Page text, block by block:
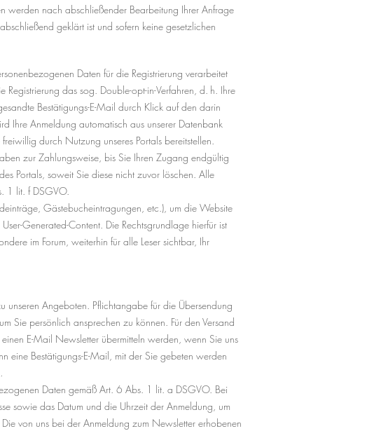
werden nach abschließender Bearbeitung Ihrer Anfrage
geklärt ist und sofern keine gesetzlichen
Daten für die Registrierung verarbeitet
das sog. Double-opt-in-Verfahren, d. h. Ihre
Bestätigungs-E-Mail durch Klick auf den darin
Ihre Anmeldung automatisch aus unserer Datenbank
durch Nutzung unseres Portals bereitstellen.
zur Zahlungsweise, bis Sie Ihren Zugang endgültig
Portals, soweit Sie diese nicht zuvor löschen. Alle
1 lit. f DSGVO.
Gästebucheintragungen, etc.), um die Website
Generated-Content. Die Rechtsgrundlage hierfür ist
im Forum, weiterhin für alle Leser sichtbar, Ihr
Angeboten. Pflichtangabe für die Übersendung
Sie persönlich ansprechen zu können. Für den Versand
E-Mail Newsletter übermitteln werden, wenn Sie uns
eine Bestätigungs-E-Mail, mit der Sie gebeten werden
Daten gemäß Art. 6 Abs. 1 lit. a DSGVO. Bei
sowie das Datum und die Uhrzeit der Anmeldung, um
von uns bei der Anmeldung zum Newsletter erhobenen